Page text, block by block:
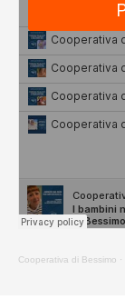
Cooperativa di Bessimo ·